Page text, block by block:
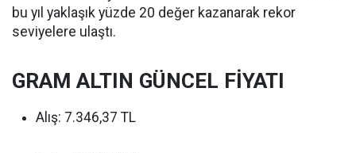
bu yıl yaklaşık yüzde 20 değer kazanarak rekor
seviyelere ulaştı.
GRAM ALTIN GÜNCEL FİYATI
Alış: 7.346,37 TL